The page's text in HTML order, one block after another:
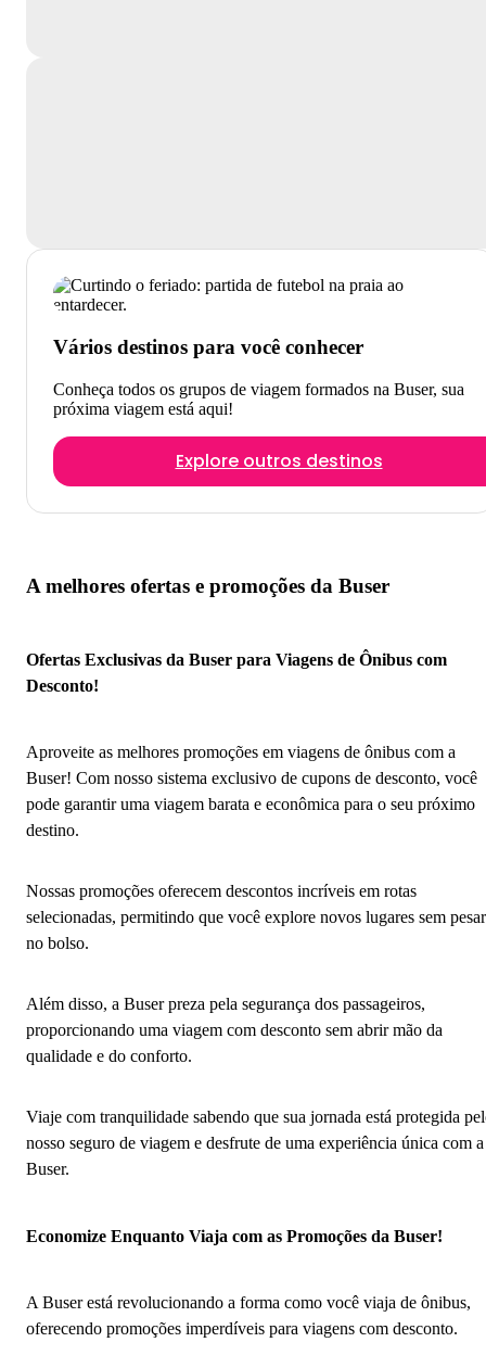
Vários destinos para você conhecer
Conheça todos os grupos de viagem formados na Buser, sua
próxima viagem está aqui!
Explore outros destinos
A melhores ofertas e promoções da Buser
Ofertas Exclusivas da Buser para Viagens de Ônibus com
Desconto!
Aproveite as melhores promoções em viagens de ônibus com a
Buser! Com nosso sistema exclusivo de cupons de desconto, você
pode garantir uma viagem barata e econômica para o seu próximo
destino.
Nossas promoções oferecem descontos incríveis em rotas
selecionadas, permitindo que você explore novos lugares sem pesar
no bolso.
Além disso, a Buser preza pela segurança dos passageiros,
proporcionando uma viagem com desconto sem abrir mão da
qualidade e do conforto.
Viaje com tranquilidade sabendo que sua jornada está protegida
nosso seguro de viagem e desfrute de uma experiência única com a
Buser.
Economize Enquanto Viaja com as Promoções da Buser!
A Buser está revolucionando a forma como você viaja de ônibus,
oferecendo promoções imperdíveis para viagens com desconto.